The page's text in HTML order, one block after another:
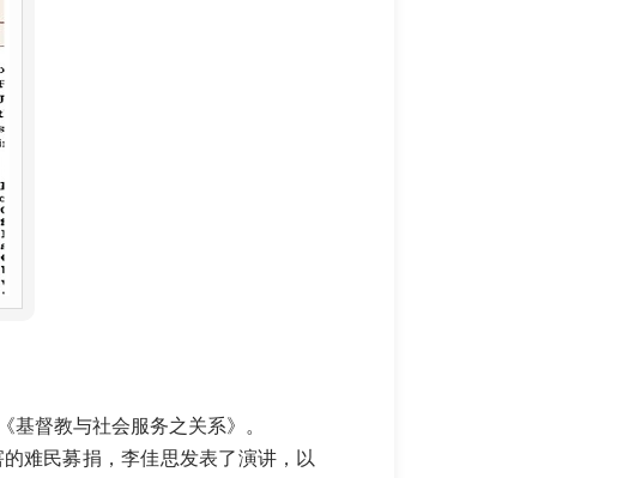
基督教与社会服务之关系》。
的难民募捐，李佳思发表了演讲，以